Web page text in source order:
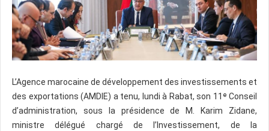
L’Agence marocaine de développement des investissements et
des exportations (AMDIE) a tenu, lundi à Rabat, son 11ᵉ Conseil
d’administration, sous la présidence de M. Karim Zidane,
ministre délégué chargé de l’Investissement, de la